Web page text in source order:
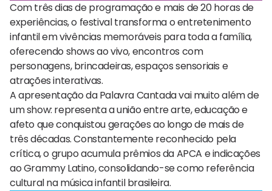
Com três dias de programação e mais de 20 horas de
experiências, o festival transforma o entretenimento
infantil em vivências memoráveis para toda a família,
oferecendo shows ao vivo, encontros com
personagens, brincadeiras, espaços sensoriais e
atrações interativas.
A apresentação da Palavra Cantada vai muito além de
um show: representa a união entre arte, educação e
afeto que conquistou gerações ao longo de mais de
três décadas. Constantemente reconhecido pela
crítica, o grupo acumula prêmios da APCA e indicações
ao Grammy Latino, consolidando-se como referência
cultural na música infantil brasileira.